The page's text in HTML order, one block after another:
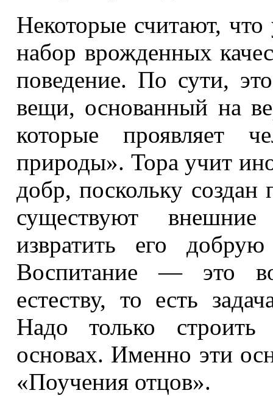
Некоторые считают,
набор врожденных
поведение. По сути,
вещи, основанный на
которые проявляет
природы». Тора учит
добр, поскольку
существуют
извратить его
Воспитание — это
естеству, то есть
Надо только строить
основах. Именно эти
«Поучения отцов».